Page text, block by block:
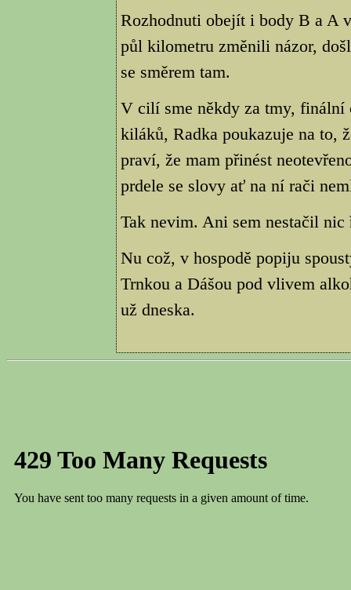
Rozhodnuti obejít i body B a A
půl kilometru změnili názor,
se směrem tam.
V cilí sme někdy za tmy, finální
kiláků, Radka poukazuje na to,
praví, že mam přinést
prdele se slovy ať na ní rači
Tak nevim. Ani sem nestačil nic
Nu což, v hospodě popiju
Trnkou a Dášou pod vlivem
už dneska.